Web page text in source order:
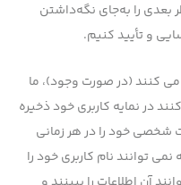
بعدی را به‌جای نگه‌داشتن
و تأیید کنیم.
می کنند (در صورت وجود)، ما
در نمایه کاربری خود ذخیره
شخصی خود را در هر زمانی
توانند نام کاربری خود را